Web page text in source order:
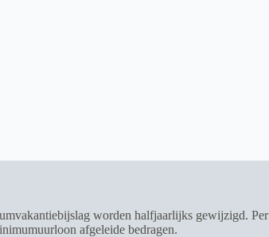
worden halfjaarlijks gewijzigd.
afgeleide bedragen.